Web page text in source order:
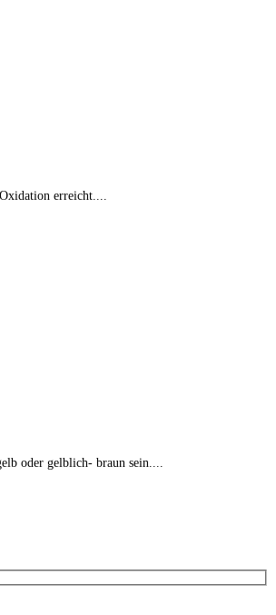
erreicht....
oder gelblich- braun sein....